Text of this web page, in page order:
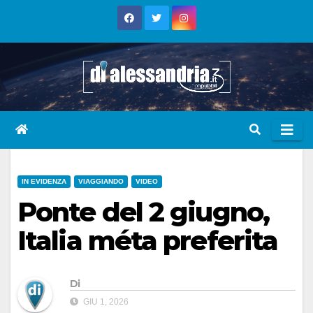
IN EVIDENZA VIAGGIANDO VIDEO
Ponte del 2 giugno,
Italia méta preferita
Di
GIU 1, 2026